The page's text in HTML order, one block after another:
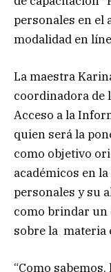
personales en el
modalidad en
La maestra
coordinadora de
Acceso a la
quien será la
como objetivo
académicos en
personales y su
como brindar un
sobre la materia
“Como